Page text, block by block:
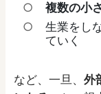
複数の小
生業をし
ていく
など、一旦、 外